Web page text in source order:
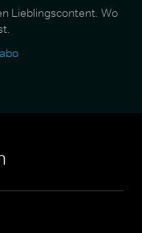
Lieblingscontent. Wo